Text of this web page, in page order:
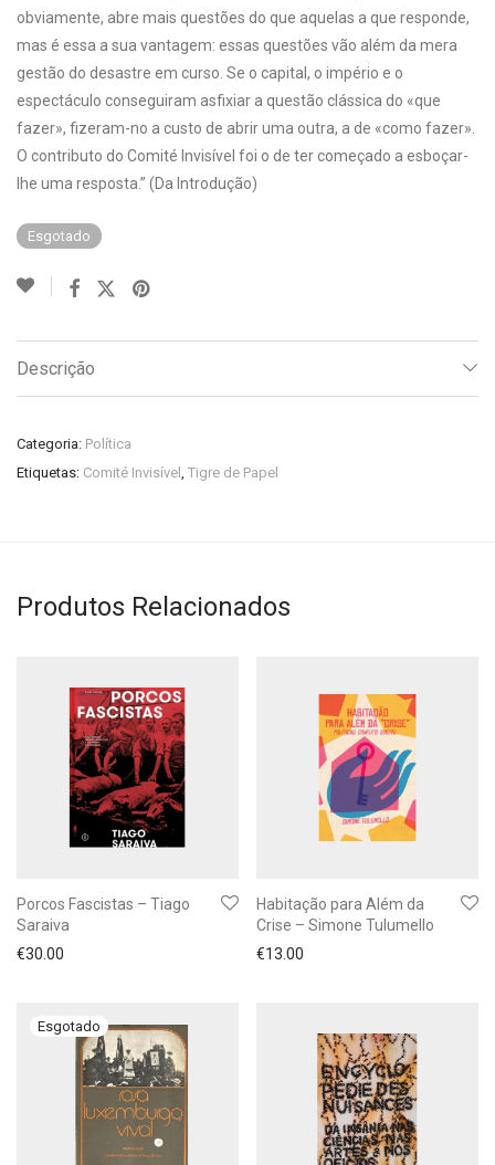
obviamente, abre mais questões do que aquelas a que responde,
mas é essa a sua vantagem: essas questões vão além da mera
gestão do desastre em curso. Se o capital, o im­pério e o
espectáculo conseguiram asfixiar a questão clássica do «que
fazer», fizeram-no a custo de abrir uma outra, a de «como fazer».
O contributo do Comité Invisível foi o de ter começado a esboçar-
lhe uma resposta.” (Da Introdução)
Esgotado
Descrição
Categoria: Política
Etiquetas: Comité Invisível , Tigre de Papel
Produtos Relacionados
Porcos Fascistas – Tiago
Saraiva
€30.00
Habitação para Além da
Crise – Simone Tulumello
€13.00